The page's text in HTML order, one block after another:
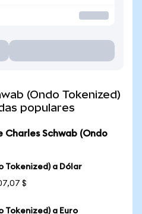
(Ondo Tokenized)
populares
Charles Schwab (Ondo
Tokenized) a Dólar
$
Tokenized) a Euro